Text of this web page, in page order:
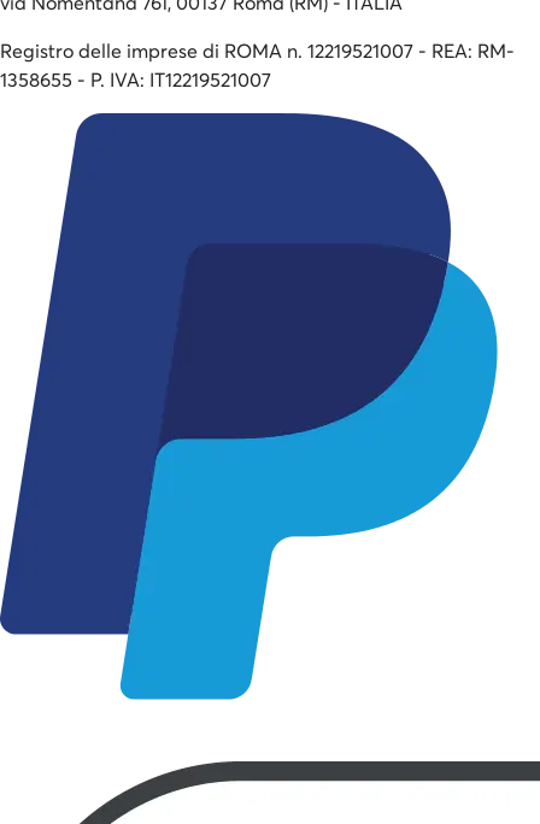
Registro delle imprese di ROMA n. 12219521007 - REA: RM-
1358655 - P. IVA: IT12219521007